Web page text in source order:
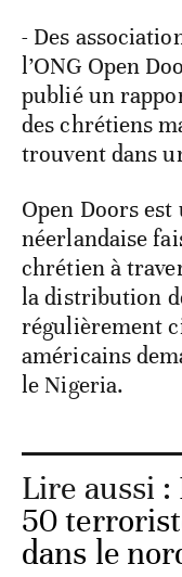
- Des
l’ONG Open
publié un
des chrétiens
trouvent dans
Open Doors
néerlandaise
chrétien à
la distribution
régulièrement
américains
le Nigeria.
Lire aussi :
50
dans le